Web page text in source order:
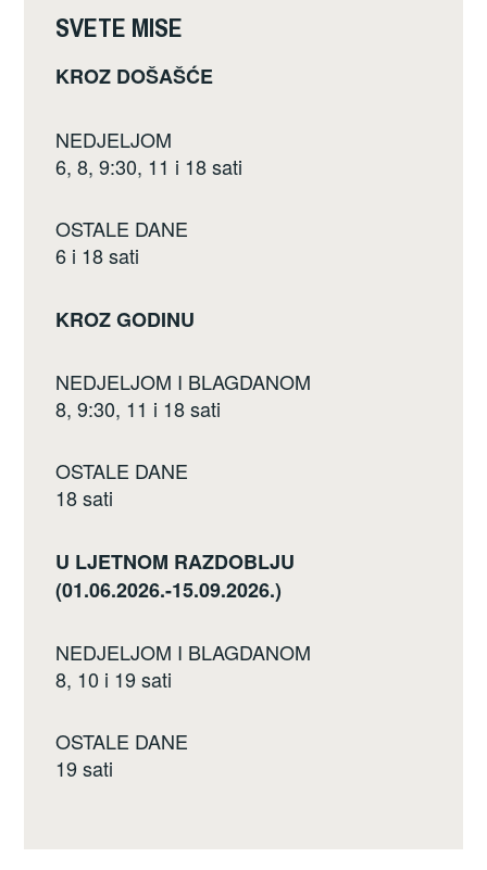
SVETE MISE
KROZ DOŠAŠĆE
NEDJELJOM
6, 8, 9:30, 11 i 18 sati
OSTALE DANE
6 i 18 sati
KROZ GODINU
NEDJELJOM I BLAGDANOM
8, 9:30, 11 i 18 sati
OSTALE DANE
18 sati
U LJETNOM RAZDOBLJU
(01.06.2026.-15.09.2026.)
NEDJELJOM I BLAGDANOM
8, 10 i 19 sati
OSTALE DANE
19 sati